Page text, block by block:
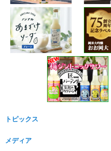
トピックス
メディア